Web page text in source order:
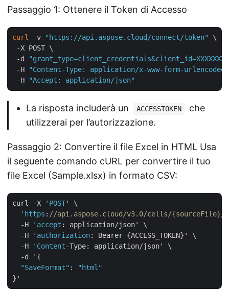
Passaggio 1: Ottenere il Token di Accesso
curl -v "https://api.aspose.cloud/connect/token"
\
-X POST \
-d
"grant_type=client_credentials&client_id=XXXXXXX-
-H
"Content-Type: application/x-www-form-urlencoded"
-H
"Accept: application/json"
La risposta includerà un ACCESSTOKEN
che
utilizzerai per l’autorizzazione.
Passaggio 2: Convertire il file Excel in HTML Usa
il seguente comando cURL per convertire il tuo
file Excel (Sample.xlsx) in formato CSV:
curl -X 'POST' \
'https : //api.aspose.cloud/v3.0/cells/{sourceFile}/
  -H
'accept : application/json' \
  -H
'authorization: Bearer {ACCESS_TOKEN}' \
  -H
'Content-Type: application/json' \
  -d '{
"SaveFormat" :
"html"